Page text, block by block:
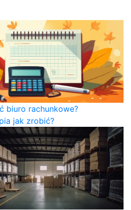
biuro rachunkowe?
jak zrobić?